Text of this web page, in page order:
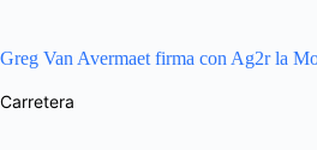
Greg Van Avermaet firma con Ag2r la
Carretera